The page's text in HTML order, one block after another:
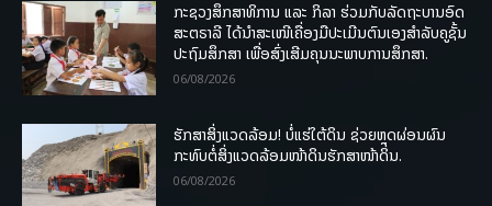
ກະຊວງສຶກສາທິການ ແລະ ກິລາ ຮ່ວມກັບລັດຖະບານອົດ
ສະຕຣາລີ ໄດ້ນຳສະເໜີເຄື່ອງມືປະເມີນຕົນເອງສຳລັບຄູຊັ້ນ
ປະຖົມສຶກສາ ເພື່ອສົ່ງເສີມຄຸນນະພາບການສຶກສາ.
06/08/2026
ຮັກສາສິ່ງແວດລ້ອມ! ບໍ່ແຮ່ໃຕ້ດິນ ຊ່ວຍຫຼຸດຜ່ອນຜົນ
ກະທົບຕໍ່ສິ່ງແວດລ້ອມໜ້າດິນຮັກສາໜ້າດິນ.
06/08/2026